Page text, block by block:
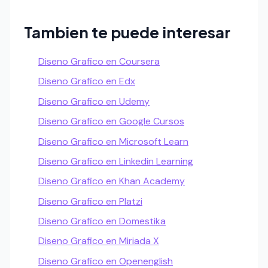
Tambien te puede interesar
Diseno Grafico en Coursera
Diseno Grafico en Edx
Diseno Grafico en Udemy
Diseno Grafico en Google Cursos
Diseno Grafico en Microsoft Learn
Diseno Grafico en Linkedin Learning
Diseno Grafico en Khan Academy
Diseno Grafico en Platzi
Diseno Grafico en Domestika
Diseno Grafico en Miriada X
Diseno Grafico en Openenglish